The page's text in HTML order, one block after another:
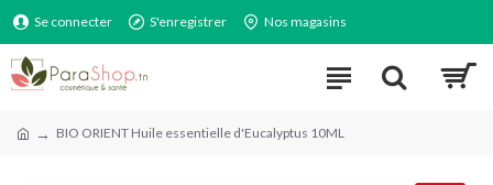
Se connecter S'enregistrer Nos magasins
BIO ORIENT Huile essentielle d'Eucalyptus 10ML